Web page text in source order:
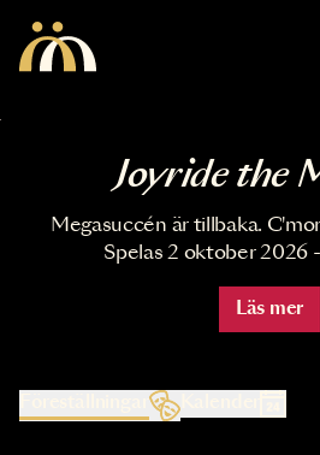
Joyride the
Megasuccén är tillbaka.
Spelas 2 oktober 2026
Läs mer
Kalender